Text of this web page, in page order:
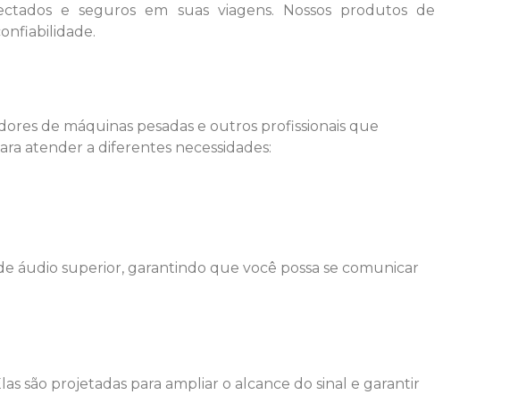
e seguros em suas viagens. Nossos produtos de
de máquinas pesadas e outros profissionais que
atender a diferentes necessidades:
áudio superior, garantindo que você possa se comunicar
são projetadas para ampliar o alcance do sinal e garantir